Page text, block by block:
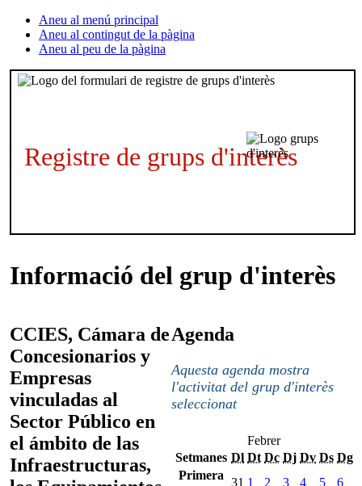
Aneu al menú principal
Aneu al contingut de la pàgina
Aneu al peu de la pàgina
Registre de grups d'interès
Informació del grup d'interès
CCIES, Cámara de
Concesionarios y
Empresas
vinculadas al
Sector Público en
el ámbito de las
Infraestructuras,
Agenda
Aquesta agenda mostra
l'activitat del grup d'interès
seleccionat
Febrer
Setmanes Dl Dt Dc Dj Dv Ds Dg
Primera
31 1 2 3 4 5
6